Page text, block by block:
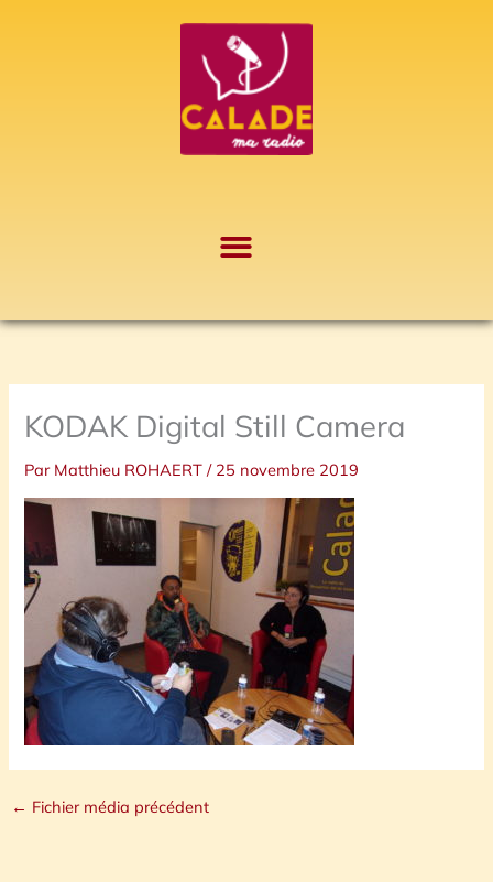
KODAK Digital Still Camera
Par Matthieu ROHAERT/ 25 novembre 2019
← Fichier média précédent